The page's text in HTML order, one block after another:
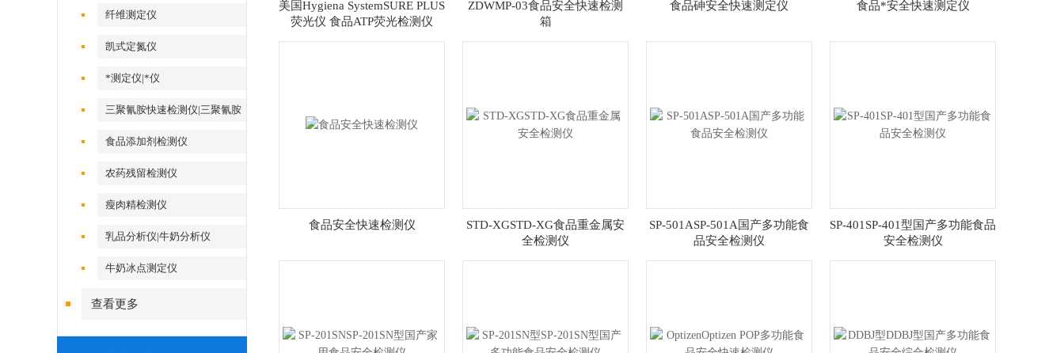
纤维测定仪
凯式定氮仪
*测定仪|*仪
三聚氰胺快速检测仪|三聚氰胺
测定仪
食品添加剂检测仪
农药残留检测仪
瘦肉精检测仪
乳品分析仪|牛奶分析仪
牛奶冰点测定仪
查看更多
美国Hygiena SystemSURE PLUS
荧光仪 食品ATP荧光检测仪
ZDWMP-03食品安全快速检测
箱
食品砷安全快速测定仪 食品*安全快速测定仪
食品安全快速检测仪
STD-XGSTD-XG食品重金属安
全检测仪
SP-501ASP-501A国产多功能食
品安全检测仪
SP-401SP-401型国产多功能食品
安全检测仪